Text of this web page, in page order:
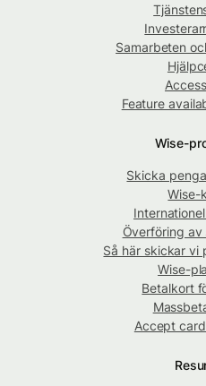
Samarbeten
Feature
Wise-
Skicka
Wise-
Överföring
Så här skickar vi
Wise-
Betalkort
Accept